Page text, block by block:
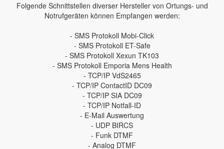
Folgende Schnittstellen diverser Hersteller von Ortungs- und
Notrufgeräten können Empfangen werden:
- SMS Protokoll Mobi-Click
- SMS Protokoll ET-Safe
- SMS Protokoll Xexun TK103
- SMS Protokoll Emporia Mens Health
- TCP/IP VdS2465
- TCP/IP ContactID DC09
- TCP/IP SIA DC09
- TCP/IP Notfall-ID
- E-Mail Auswertung
- UDP BIRCS
- Funk DTMF
- Analog DTMF